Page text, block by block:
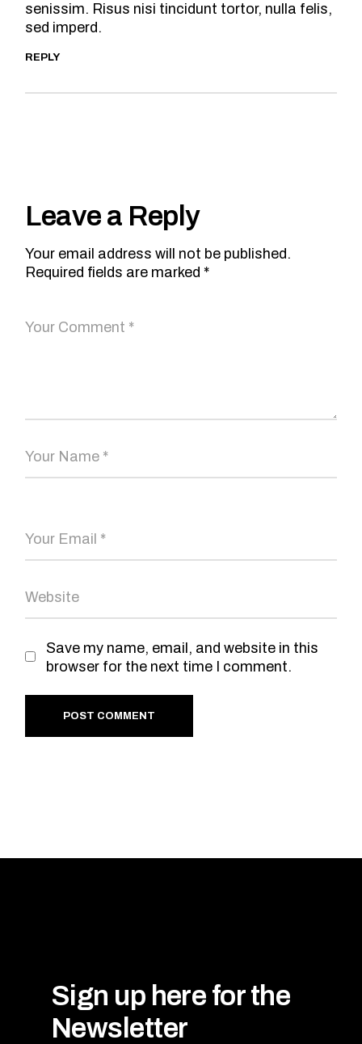
senissim. Risus nisi tincidunt tortor, nulla felis,
sed imperd.
REPLY
Leave a Reply
Your email address will not be published.
Required fields are marked *
Save my name, email, and website in this
browser for the next time I comment.
POST COMMENT
Sign up here for the
Newsletter